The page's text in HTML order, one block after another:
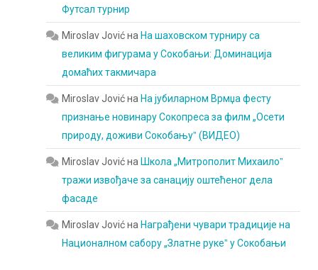
Футсал турнир
Miroslav Jovićна На шаховском турниру са
великим фигурама у Сокобањи: Доминација
домаћих такмичара
Miroslav Jovićна На јубиларном Врмџа фесту
признање новинару Сокопреса за филм „Осети
природу, доживи Сокобањуˮ (ВИДЕО)
Miroslav Jovićна Школа „Митрополит Михаилоˮ
тражи извођаче за санацију оштећеног дела
фасаде
Miroslav Jovićна Награђени чувари традиције на
Националном сабору „Златне рукеˮ у Сокобањи